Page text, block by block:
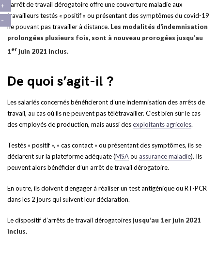
L’arrêt de travail dérogatoire offre une couverture maladie aux
travailleurs testés « positif » ou présentant des symptômes du covid-19
ne pouvant pas travailler à distance. Les modalités d’indemnisation
prolongées plusieurs fois, sont à nouveau prorogées jusqu’au
1er juin 2021 inclus.
De quoi s’agit-il ?
Les salariés concernés bénéficieront d’une indemnisation des arrêts de
travail, au cas où ils ne peuvent pas télétravailler. C’est bien sûr le cas
des employés de production, mais aussi desexploitants agricoles.
Testés « positif », « cas contact » ou présentant des symptômes, ils se
déclarent sur la plateforme adéquate (MSAou assurance maladie). Ils
peuvent alors bénéficier d’un arrêt de travail dérogatoire.
En outre, ils doivent d’engager à réaliser un test antigénique ou RT-PCR
dans les 2 jours qui suivent leur déclaration.
Le dispositif d’arrêts de travail dérogatoiresjusqu’au 1er juin 2021
inclus.